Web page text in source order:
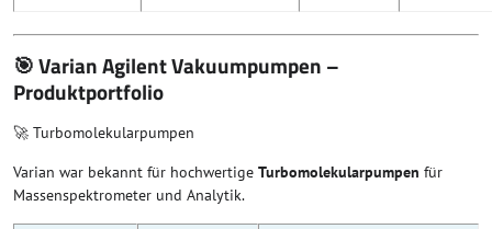
🎯 Varian Agilent Vakuumpumpen –
Produktportfolio
🚀 Turbomolekularpumpen
Varian war bekannt für hochwertige Turbomolekularpumpen für
Massenspektrometer und Analytik.